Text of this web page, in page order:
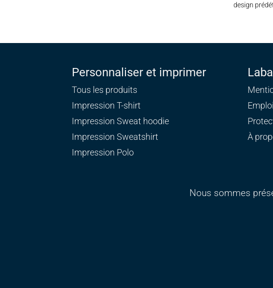
design
Personnaliser et imprimer
Tous les produits
Impression T-shirt
Impression Sweat hoodie
Impression Sweatshirt
Impression Polo
À
Nous sommes